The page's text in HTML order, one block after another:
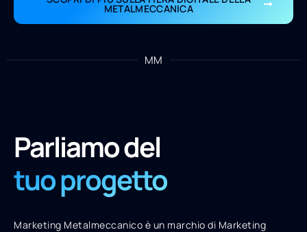
METALMECCANICA
MM
Parliamo del
tuo progetto
Marketing Metalmeccanico è un marchio di Marketing